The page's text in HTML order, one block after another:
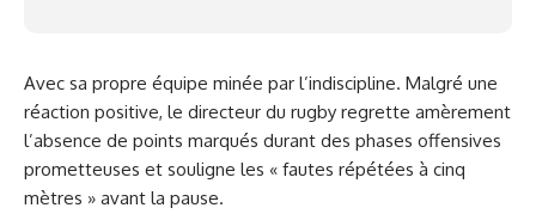
Avec sa propre équipe minée par l’indiscipline. Malgré une
réaction positive, le directeur du rugby regrette amèrement
l’absence de points marqués durant des phases offensives
prometteuses et souligne les « fautes répétées à cinq
mètres » avant la pause.